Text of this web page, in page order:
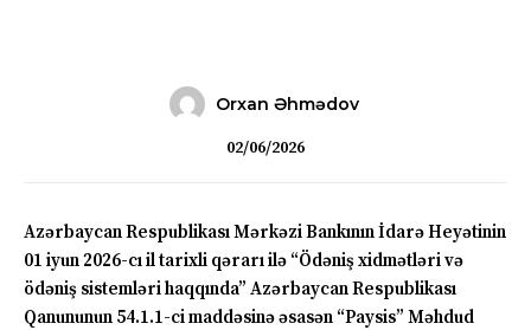
Orxan Əhmədov
02/06/2026
Azərbaycan Respublikası Mərkəzi Bankının İdarə Heyətinin
01 iyun 2026-cı il tarixli qərarı ilə “Ödəniş xidmətləri və
ödəniş sistemləri haqqında” Azərbaycan Respublikası
Qanununun 54.1.1-ci maddəsinə əsasən “Paysis” Məhdud